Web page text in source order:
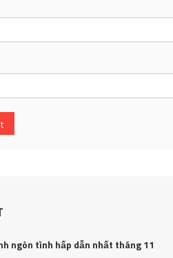
ngôn tình hấp dẫn nhất tháng 11